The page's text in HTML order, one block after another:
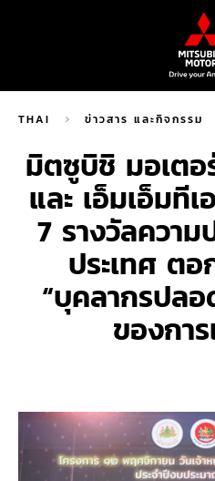
THAI ข่าวสาร และกิจกรรม
มิตซูบิชิ มอเตอ
และ เอ็มเอ็มที
7 รางวัลควา
ประเทศ ต
“บุคลากรปล
ของการ